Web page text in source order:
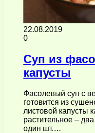
22.08.2019
0
Суп из
капусты
Фасолевый суп с
готовится из
листовой капусты
растительное –
один шт.…